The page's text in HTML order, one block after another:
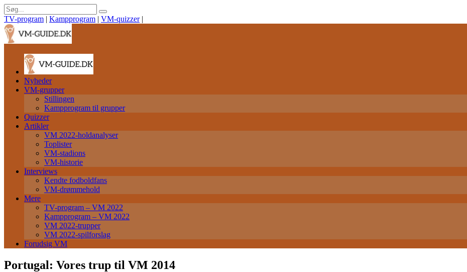
TV-program | Kampprogram | VM-quizzer |
Nyheder
VM-grupper
Stillingen
Kampprogram til grupper
Quizzer
Artikler
VM 2022-holdanalyser
Toplister
VM-stadions
VM-historie
Interviews
Kendte fodboldfans
VM-drømmehold
Mere
TV-program – VM 2022
Kampprogram – VM 2022
VM 2022-trupper
VM 2022-spilforslag
Forudsig VM
Portugal: Vores trup til VM 2014